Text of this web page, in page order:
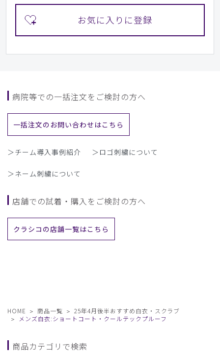
病院等での一括注文をご検討の方へ
一括注文のお問い合わせはこちら
＞チーム導入事例紹介 ＞ロゴ刺繍について
＞ネーム刺繍について
店舗での試着・購入をご検討の方へ
クラシコの店舗一覧はこちら
HOME 商品一覧
25年4月後半おすすめ白衣・スクラブ
メンズ白衣:ショートコート・クールテックプルーフ
商品カテゴリで検索